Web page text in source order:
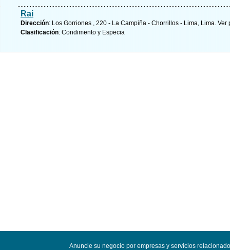
Rai
Dirección: Los Gorriones , 220 - La Campiña - Chorrillos - Lima, Lima. Ver
Clasificación: Condimento y Especia
Anuncie su negocio por empresas y servicios